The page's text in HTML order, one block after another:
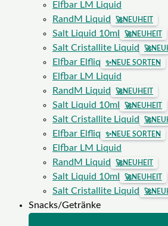
Elfbar LM Liquid
RandM Liquid
🚀NEUHEIT
Salt Liquid 10ml 🚀NEUHEIT
Salt Cristallite Liquid 🚀
Elfbar Elfliq ✨NEUE SORTEN
Elfbar LM Liquid
RandM Liquid
🚀NEUHEIT
Salt Liquid 10ml 🚀NEUHEIT
Salt Cristallite Liquid 🚀
Elfbar Elfliq ✨NEUE SORTEN
Elfbar LM Liquid
RandM Liquid
🚀NEUHEIT
Salt Liquid 10ml 🚀NEUHEIT
Salt Cristallite Liquid 🚀
Snacks/Getränke